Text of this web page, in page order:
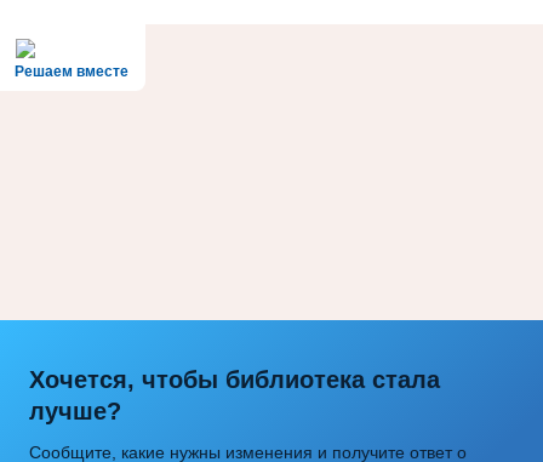
Решаем вместе
Хочется, чтобы библиотека стала
лучше?
Сообщите, какие нужны изменения и получите ответ о